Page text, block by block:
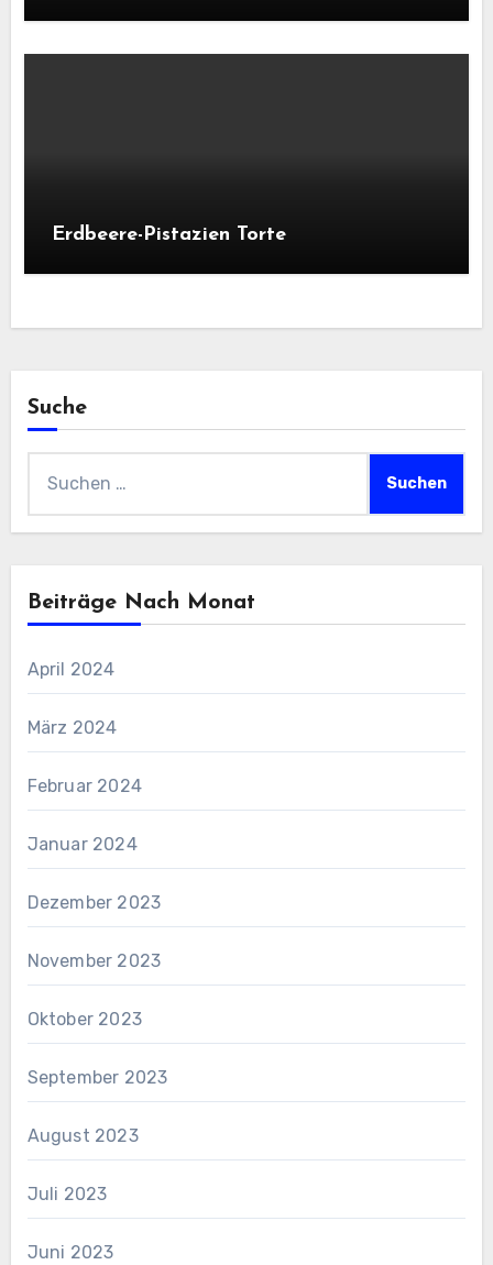
Erdbeere-Pistazien Torte
Suche
Beiträge Nach Monat
April 2024
März 2024
Februar 2024
Januar 2024
Dezember 2023
November 2023
Oktober 2023
September 2023
August 2023
Juli 2023
Juni 2023